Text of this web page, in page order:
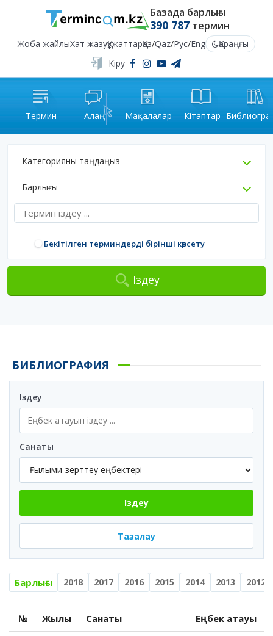
Базада барлығы
390 787термин
Жоба жайлыХат жазуҚұжаттарҚаз/Qaz/Рус/Eng
Қараңғы
Кіру
Термин Алаң Мақалалар Кітаптар
Категорияны таңдаңыз
Барлығы
Бекітілген терминдерді бірінші көрсету
Іздеу
БИБЛИОГРАФИЯ
Іздеу
Санаты
Іздеу
Тазалау
Барлығы 2018 2017 2016 2015 2014 2013 2012
№ Жылы Санаты Еңбек атауы